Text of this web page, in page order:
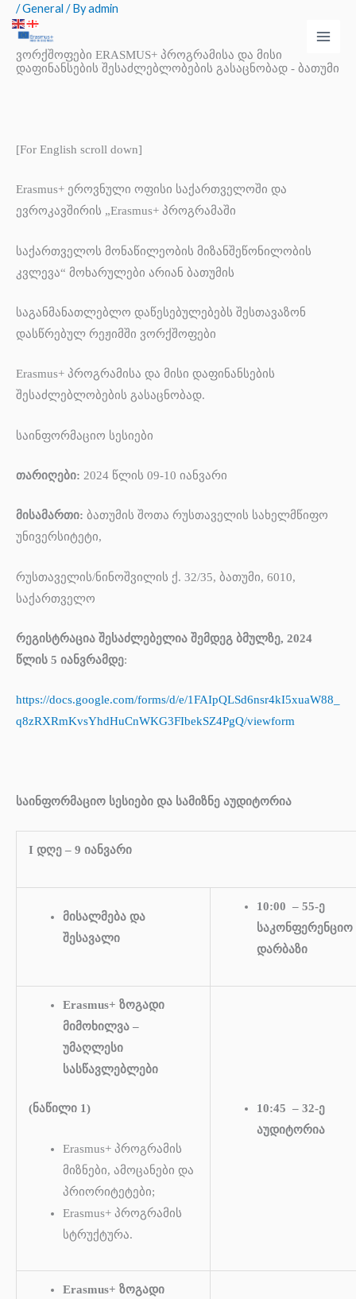
Skip
content
/General / Byadmin
ვორქშოფები ERASMUS+ პროგრამისა და მისი
დაფინანსების შესაძლებლობების გასაცნობად - ბათუმი
[For English scroll down]
Erasmus+ ეროვნული ოფისი საქართველოში და
ევროკავშირის „Erasmus+ პროგრამაში
საქართველოს მონაწილეობის მიზანშეწონილობის
კვლევა“ მოხარულები არიან ბათუმის
საგანმანათლებლო დაწესებულებებს შესთავაზონ
დასწრებულ რეჟიმში ვორქშოფები
Erasmus+ პროგრამისა და მისი დაფინანსების
შესაძლებლობების გასაცნობად.
საინფორმაციო სესიები
თარიღები: 2024 წლის 09-10 იანვარი
მისამართი: ბათუმის შოთა რუსთაველის სახელმწიფო
უნივერსიტეტი,
რუსთაველის/ნინოშვილის ქ. 32/35, ბათუმი, 6010,
საქართველო
რეგისტრაცია შესაძლებელია შემდეგ ბმულზე, 2024
წლის 5 იანვრამდე:
https://docs.google.com/forms/d/e/1FAIpQLSd6nsr4kI5xuaW88_
q8zRXRmKvsYhdHuCnWKG3FIbekSZ4PgQ/viewform
საინფორმაციო სესიები და სამიზნე აუდიტორია
I დღე – 9 იანვარი
მისალმება და
შესავალი
10:00 – 55-ე
საკონფერენციო
დარბაზი
Erasmus+ ზოგადი
მიმოხილვა –
უმაღლესი
სასწავლებლები
(ნაწილი 1)
Erasmus+ პროგრამის
მიზნები, ამოცანები და
პრიორიტეტები;
Erasmus+ პროგრამის
სტრუქტურა.
10:45 – 32-ე
აუდიტორია
Erasmus+ ზოგადი